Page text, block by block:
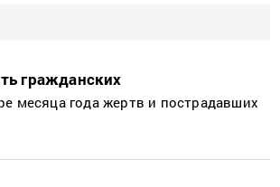
гражданских
месяца года жертв и пострадавших